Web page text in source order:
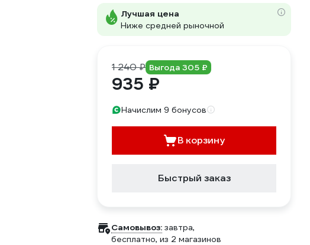
Лучшая цена
Ниже средней рыночной
1 240 ₽ Выгода 305 ₽
935 ₽
Начислим 9 бонусов
В корзину
Быстрый заказ
Самовывоз: завтра,
бесплатно, из 2 магазинов